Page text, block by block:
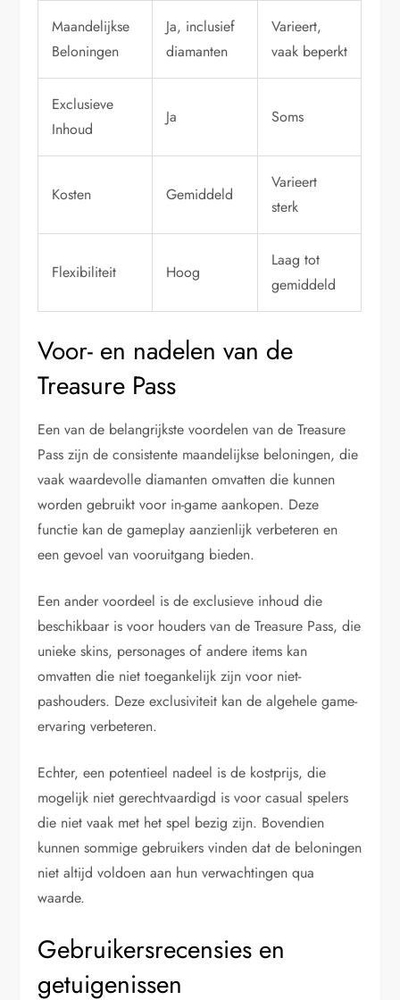
Maandelijkse
Beloningen
Ja, inclusief
diamanten
Varieert,
vaak beperkt
Exclusieve
Inhoud
Ja Soms
Kosten Gemiddeld
Varieert
sterk
Flexibiliteit Hoog
Laag tot
gemiddeld
Voor- en nadelen van de
Treasure Pass
Een van de belangrijkste voordelen van de Treasure
Pass zijn de consistente maandelijkse beloningen, die
vaak waardevolle diamanten omvatten die kunnen
worden gebruikt voor in-game aankopen. Deze
functie kan de gameplay aanzienlijk verbeteren en
een gevoel van vooruitgang bieden.
Een ander voordeel is de exclusieve inhoud die
beschikbaar is voor houders van de Treasure Pass, die
unieke skins, personages of andere items kan
omvatten die niet toegankelijk zijn voor niet-
pashouders. Deze exclusiviteit kan de algehele game-
ervaring verbeteren.
Echter, een potentieel nadeel is de kostprijs, die
mogelijk niet gerechtvaardigd is voor casual spelers
die niet vaak met het spel bezig zijn. Bovendien
kunnen sommige gebruikers vinden dat de beloningen
niet altijd voldoen aan hun verwachtingen qua
waarde.
Gebruikersrecensies en
getuigenissen